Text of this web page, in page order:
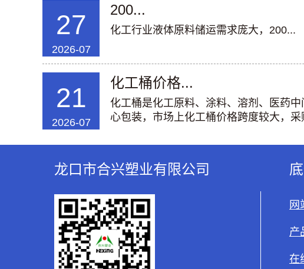
27
2026-07
200...
化工行业液体原料储运需求庞大，200...
21
2026-07
化工桶价格...
化工桶是化工原料、涂料、溶剂、医药
心包装，市场上化工桶价格跨度较大，
龙口市合兴塑业有限公司
网
产
在